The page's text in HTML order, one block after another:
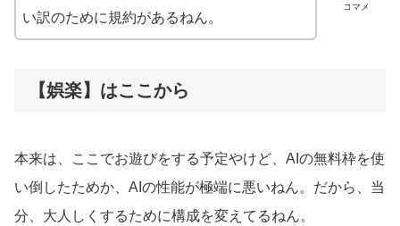
コマメ
い訳のために規約があるねん。
【娯楽】はここから
本来は、ここでお遊びをする予定やけど、AIの無料枠を使
い倒したためか、AIの性能が極端に悪いねん。だから、当
分、大人しくするために構成を変えてるねん。